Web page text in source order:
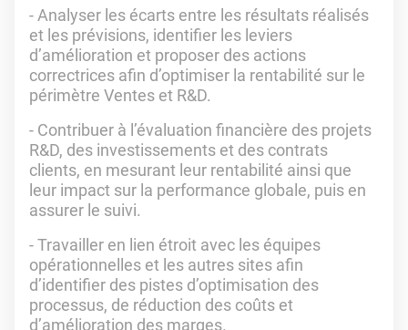
- Analyser les écarts entre les résultats réalisés
et les prévisions, identifier les leviers
d’amélioration et proposer des actions
correctrices afin d’optimiser la rentabilité sur le
périmètre Ventes et R&D.
- Contribuer à l’évaluation financière des projets
R&D, des investissements et des contrats
clients, en mesurant leur rentabilité ainsi que
leur impact sur la performance globale, puis en
assurer le suivi.
- Travailler en lien étroit avec les équipes
opérationnelles et les autres sites afin
d’identifier des pistes d’optimisation des
processus, de réduction des coûts et
d’amélioration des marges.